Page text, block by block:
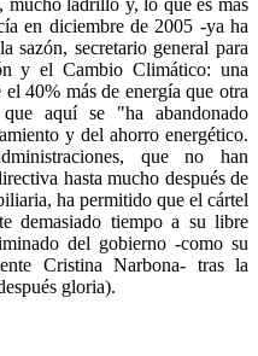
en diciembre de 2005 -ya ha
secretario general para
y el Cambio Climático: una
40% más de energía que otra
aquí se "ha abandonado
y del ahorro energético.
que no han
hasta mucho después de
ha permitido que el cártel
demasiado tiempo a su libre
del gobierno -como su
Cristina Narbona- tras la
gloria).